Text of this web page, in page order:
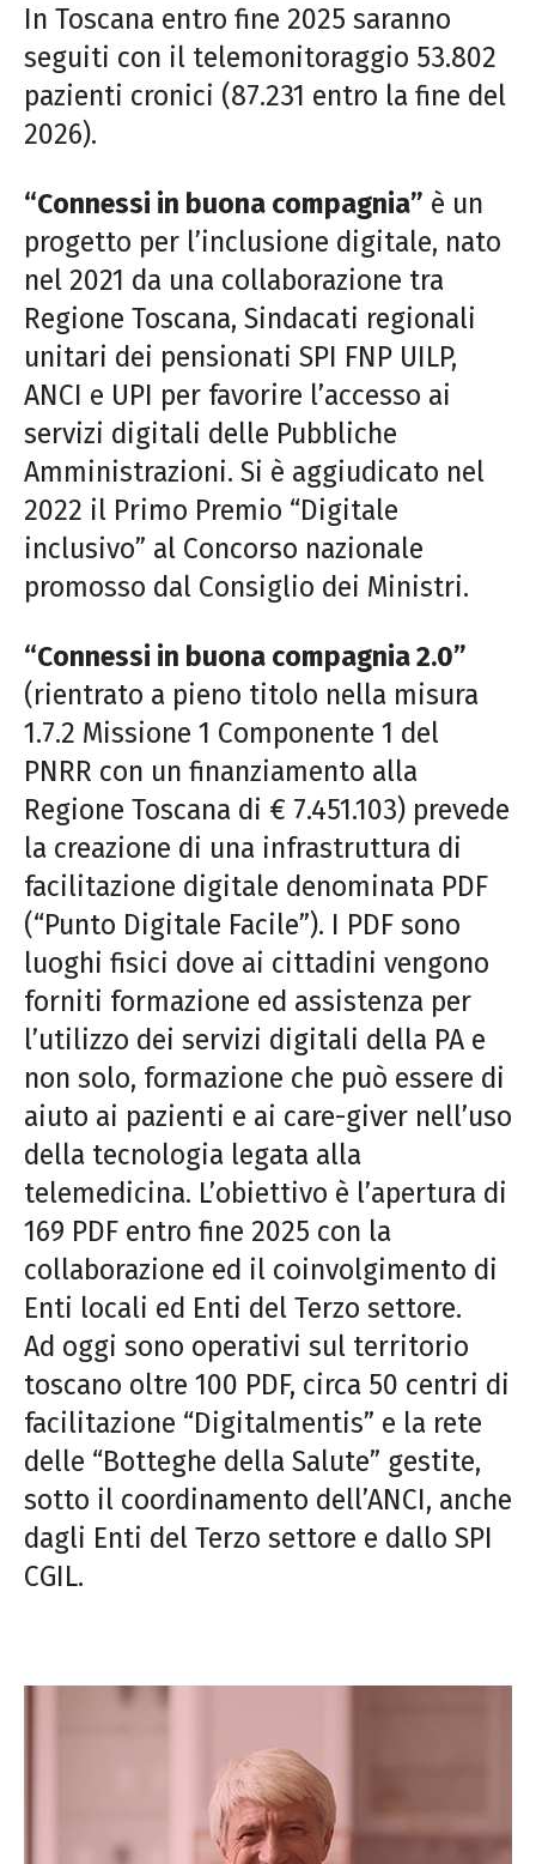
In Toscana entro fine 2025 saranno
seguiti con il telemonitoraggio 53.802
pazienti cronici (87.231 entro la fine del
2026).
“Connessi in buona compagnia” è un
progetto per l’inclusione digitale, nato
nel 2021 da una collaborazione tra
Regione Toscana, Sindacati regionali
unitari dei pensionati SPI FNP UILP,
ANCI e UPI per favorire l’accesso ai
servizi digitali delle Pubbliche
Amministrazioni. Si è aggiudicato nel
2022 il Primo Premio “Digitale
inclusivo” al Concorso nazionale
promosso dal Consiglio dei Ministri.
“Connessi in buona compagnia 2.0”
(rientrato a pieno titolo nella misura
1.7.2 Missione 1 Componente 1 del
PNRR con un finanziamento alla
Regione Toscana di € 7.451.103) prevede
la creazione di una infrastruttura di
facilitazione digitale denominata PDF
(“Punto Digitale Facile”). I PDF sono
luoghi fisici dove ai cittadini vengono
forniti formazione ed assistenza per
l’utilizzo dei servizi digitali della PA e
non solo, formazione che può essere di
aiuto ai pazienti e ai care-giver nell’uso
della tecnologia legata alla
telemedicina. L’obiettivo è l’apertura di
169 PDF entro fine 2025 con la
collaborazione ed il coinvolgimento di
Enti locali ed Enti del Terzo settore.
Ad oggi sono operativi sul territorio
toscano oltre 100 PDF, circa 50 centri di
facilitazione “Digitalmentis” e la rete
delle “Botteghe della Salute” gestite,
sotto il coordinamento dell’ANCI, anche
dagli Enti del Terzo settore e dallo SPI
CGIL.